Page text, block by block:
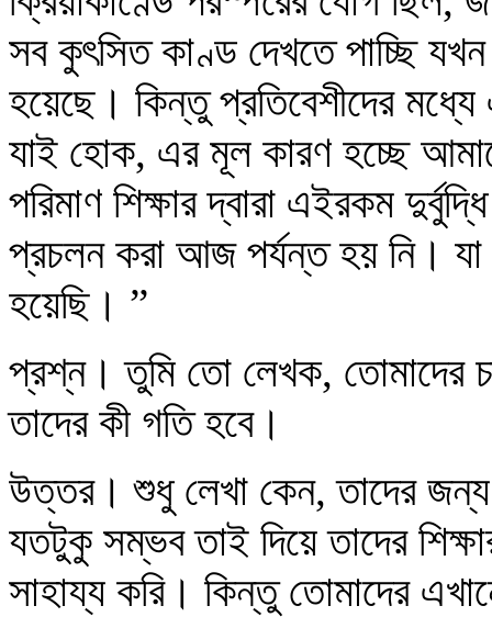
সব কুৎসিত কাণ্ড দেখতে পাচ্ছি
হয়েছে। কিন্তু প্রতিবেশীদের
যাই হোক, এর মূল কারণ হচ্ছে
পরিমাণ শিক্ষার দ্বারা এইরকম
প্রচলন করা আজ পর্যন্ত হয় নি। যা
হয়েছি। ”
প্রশ্ন। তুমি তো লেখক, তোমাদের
তাদের কী গতি হবে।
উত্তর। শুধু লেখা কেন, তাদের
যতটুকু সম্ভব তাই দিয়ে তাদের
সাহায্য করি। কিন্তু তোমাদের